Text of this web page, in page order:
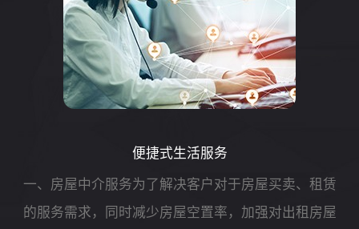
便捷式生活服务
一、房屋中介服务为了解决客户对于房屋买卖、租赁
的服务需求，同时减少房屋空置率，加强对出租房屋